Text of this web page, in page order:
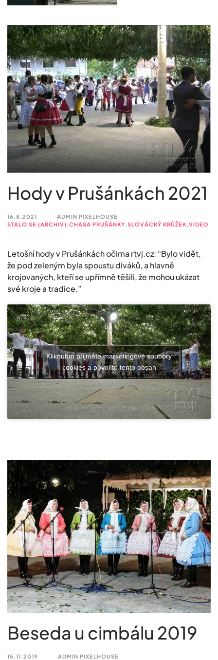
Hody v Prušánkách 2021
16.8.2021
ADMIN PIXELHOUSE
STALO SE (ARCHIV),CHASA PRUŠÁNKY,SLOVÁCKÝ KRŮŽEK,VIDEO
Letošní hody v Prušánkách očima rtvj.cz: “Bylo vidět,
že pod zeleným byla spoustu diváků, a hlavně
krojovaných, kteří se upřímně těšili, že mohou ukázat
své kroje a tradice.”
Kliknutím přijměte marketingové soubory
cookies a povolíte tento obsah
Beseda u cimbálu 2019
15.11.2019
ADMIN PIXELHOUSE